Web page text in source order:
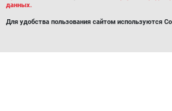
данных.
Для удобства пользования сайтом используются